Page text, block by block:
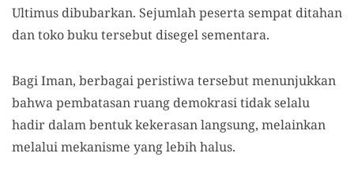
Ultimus dibubarkan. Sejumlah peserta sempat ditahan
dan toko buku tersebut disegel sementara.
Bagi Iman, berbagai peristiwa tersebut menunjukkan
bahwa pembatasan ruang demokrasi tidak selalu
hadir dalam bentuk kekerasan langsung, melainkan
melalui mekanisme yang lebih halus.